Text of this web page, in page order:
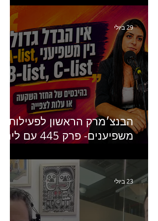
ומנהלת לשעבר של קהילת
היוצרים של טיקטוק
הבנצ׳מרק הראשון לפעילות
משפיענים- פרק 445 עם לינוי
Humanz ישראל
29 ביולי
23 ביולי